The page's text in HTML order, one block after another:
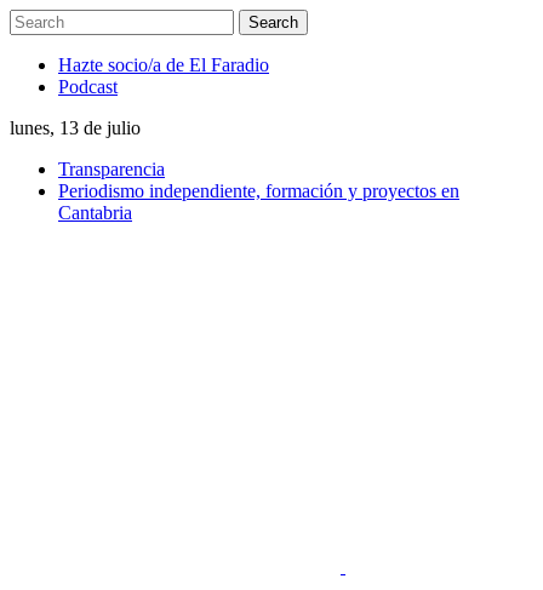
Hazte socio/a de El Faradio
Podcast
lunes, 13 de julio
Transparencia
Periodismo independiente, formación y proyectos en
Cantabria